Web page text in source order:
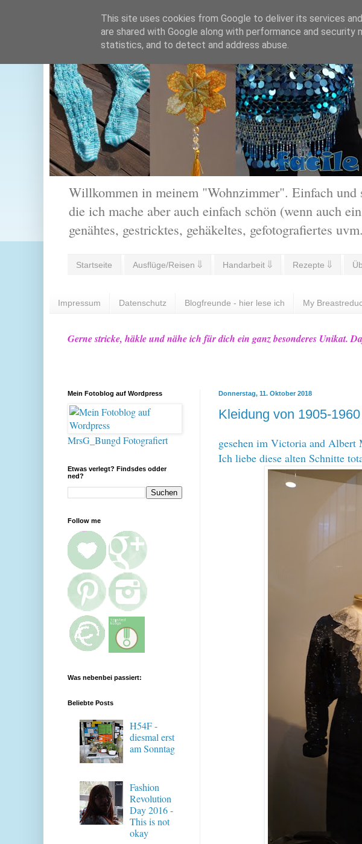
Willkommen in meinem "Wohnzimmer". Einfach
die ich mache aber auch einfach schön (wenn auch
genähtes, gestricktes, gehäkeltes, gefotografiertes uvm.
Startseite Ausflüge/Reisen ⇓ Handarbeit ⇓ Rezepte ⇓
Impressum Datenschutz Blogfreunde - hier lese ich My
Gerne stricke, häkle und nähe ich für dich ein ganz besonderes Unikat.
Donnerstag, 11. Oktober 2018
Kleidung von 1905-1960
gesehen im Victoria and Albert
Ich liebe diese alten Schnitte
Mein Fotoblog auf Wordpress
MrsG_Bungd Fotografiert
Etwas verlegt? Findsdes odder
ned?
Follow me
Was nebenbei passiert:
Beliebte Posts
H54F -
diesmal erst
am Sonntag
Fashion
Revolution
Day 2016 -
This is not
okay
This site uses cookies from Google to deliver its services
are shared with Google along with performance and
statistics, and to detect and address abuse.